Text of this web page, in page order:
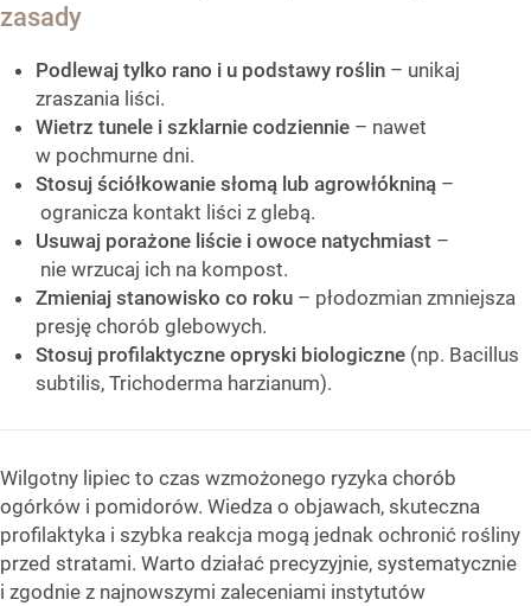
zasady
Podlewaj tylko rano i u podstawy roślin – unikaj
zraszania liści.
Wietrz tunele i szklarnie codziennie – nawet
w pochmurne dni.
Stosuj ściółkowanie słomą lub agrowłókniną –
ogranicza kontakt liści z glebą.
Usuwaj porażone liście i owoce natychmiast –
nie wrzucaj ich na kompost.
Zmieniaj stanowisko co roku – płodozmian zmniejsza
presję chorób glebowych.
Stosuj profilaktyczne opryski biologiczne (np. Bacillus
subtilis, Trichoderma harzianum).
Wilgotny lipiec to czas wzmożonego ryzyka chorób
ogórków i pomidorów. Wiedza o objawach, skuteczna
profilaktyka i szybka reakcja mogą jednak ochronić rośliny
przed stratami. Warto działać precyzyjnie, systematycznie
i zgodnie z najnowszymi zaleceniami instytutów